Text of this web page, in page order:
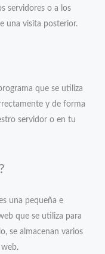
servidores o a los
una visita posterior.
que se utiliza
y de forma
servidor o en tu
una pequeña e
que se utiliza para
se almacenan varios